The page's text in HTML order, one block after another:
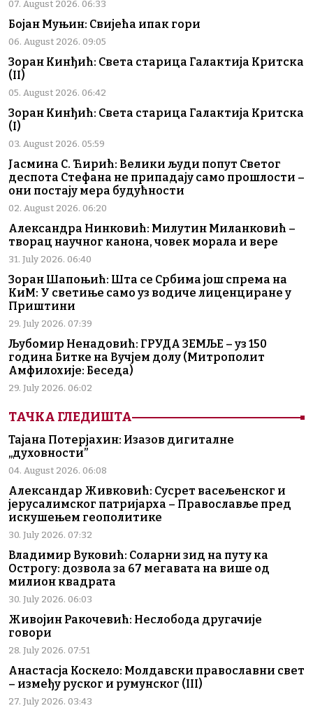
07. August 2026. 06:33
Бојан Муњин: Свијећа ипак гори
06. August 2026. 09:05
Зоран Кинђић: Света старица Галактија Критска
(II)
05. August 2026. 06:42
Зоран Кинђић: Света старица Галактија Критска
(I)
03. August 2026. 05:59
Јасмина С. Ћирић: Велики људи попут Светог
деспота Стефана не припадају само прошлости –
они постају мера будућности
02. August 2026. 06:20
Александра Нинковић: Милутин Миланковић –
творац научног канона, човек морала и вере
31. July 2026. 06:40
Зоран Шапоњић: Шта се Србима још спрема на
КиМ: У светиње само уз водиче лиценциране у
Приштини
29. July 2026. 07:39
Љубомир Ненадовић: ГРУДА ЗЕМЉЕ – уз 150
година Битке на Вучјем долу (Митрополит
Амфилохије: Беседа)
29. July 2026. 06:02
ТАЧКА ГЛЕДИШТА
Тајана Потерјахин: Изазов дигиталне
„духовности”
04. August 2026. 06:08
Александар Живковић: Сусрет васељенског и
јерусалимског патријарха – Православље пред
искушењем геополитике
30. July 2026. 07:32
Владимир Вуковић: Соларни зид на путу ка
Острогу: дозвола за 67 мегавата на више од
милион квадрата
30. July 2026. 06:03
Живојин Ракочевић: Неслобода другачије
говори
28. July 2026. 07:51
Анастасја Коскело: Молдавски православни свет
– између руског и румунског (III)
27. July 2026. 03:43